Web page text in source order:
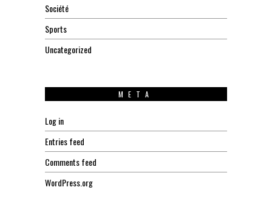
Société
Sports
Uncategorized
META
Log in
Entries feed
Comments feed
WordPress.org